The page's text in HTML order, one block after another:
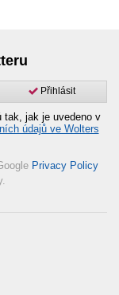
Přihlásit
tak, jak je uvedeno v
údajů ve Wolters
Privacy Policy